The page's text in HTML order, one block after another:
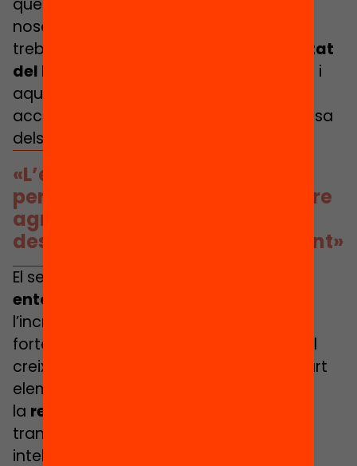
que el fan difícil per una entitat com
nosaltres i les persones amb les quals
treballem per la causa. Una és que
l’estat
del benestar està perdent pistonada,
i
aquesta evolució negativa es pot
accentuar amb l’increment de la despesa
dels estats en defensa i armament.
«L’estat del benestar està
perdent pistonada i es pot veure
agreujat amb i’increment de
despesa en defensa i armament»
El segon és com
entomant els canvis migratoris
l’increment de la diversitat. El tercer, la
forta
de la societat amb el
creixement de la desinformació. I el quart
element que és important és el de
la revolució tecnològica
transformació que comporta la
intel·ligència artificial, que té molts